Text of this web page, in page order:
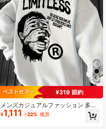
¥319 節約
メンズカジュアルファッション 多用
途 無限大スローガンプリント カンガ
ルーポケット ドローストリング付き
¥1,111 -22% 概算